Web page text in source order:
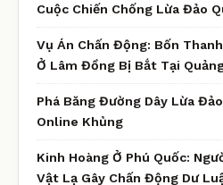
Cuộc Chiến Chống Lừa Đảo
Vụ Án Chấn Động: Bốn
Ở Lâm Đồng Bị Bắt Tại
Phá Băng Đường Dây Lừa
Online Khủng
Kinh Hoàng Ở Phú Quốc:
Vật Lạ Gây Chấn Động Dư